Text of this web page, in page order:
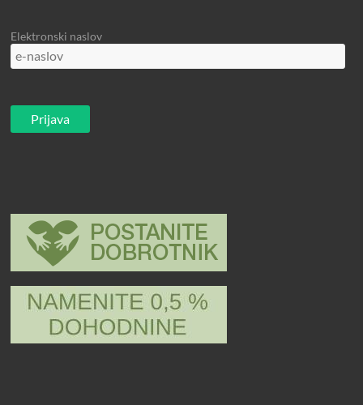
Elektronski naslov